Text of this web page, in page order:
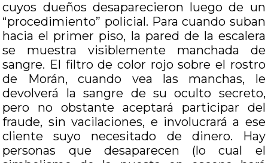
cuyos dueños desaparecieron luego de un
“procedimiento” policial. Para cuando suban
hacia el primer piso, la pared de la escalera
se muestra visiblemente manchada de
sangre. El filtro de color rojo sobre el rostro
de Morán, cuando vea las manchas, le
devolverá la sangre de su oculto secreto,
pero no obstante aceptará participar del
fraude, sin vacilaciones, e involucrará a ese
cliente suyo necesitado de dinero. Hay
personas que desaparecen (lo cual el